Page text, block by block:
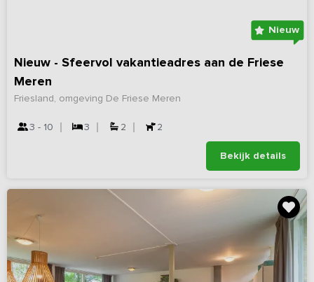
Nieuw
Nieuw - Sfeervol vakantieadres aan de Friese
Meren
Friesland, omgeving De Friese Meren
3 - 10 3 2 2
Bekijk details